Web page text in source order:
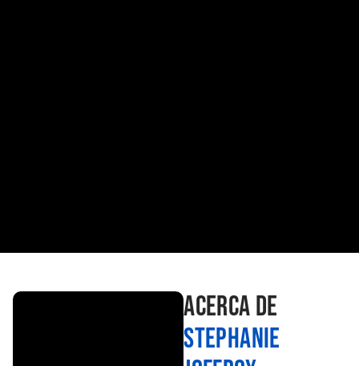
Acerca de
Stephanie